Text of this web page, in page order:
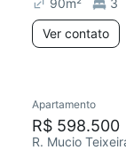
90m² 3
Ver contato
Apartamento
R$ 598.500
R. Mucio